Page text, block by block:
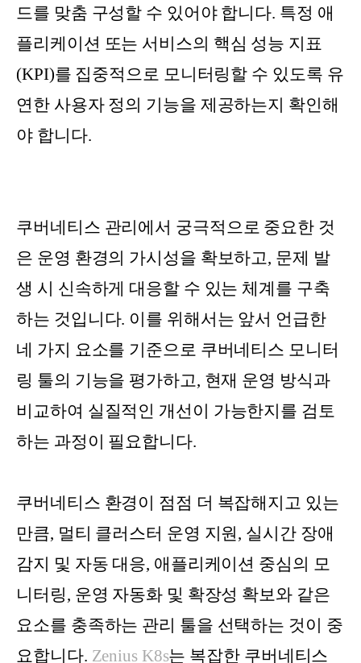
드를 맞춤 구성할 수 있어야 합니다. 특정 애
플리케이션 또는 서비스의 핵심 성능 지표
(KPI)를 집중적으로 모니터링할 수 있도록 유
연한 사용자 정의 기능을 제공하는지 확인해
야 합니다.
쿠버네티스 관리에서 궁극적으로 중요한 것
은 운영 환경의 가시성을 확보하고, 문제 발
생 시 신속하게 대응할 수 있는 체계를 구축
하는 것입니다. 이를 위해서는 앞서 언급한
네 가지 요소를 기준으로 쿠버네티스 모니터
링 툴의 기능을 평가하고, 현재 운영 방식과
비교하여 실질적인 개선이 가능한지를 검토
하는 과정이 필요합니다.
쿠버네티스 환경이 점점 더 복잡해지고 있는
만큼, 멀티 클러스터 운영 지원, 실시간 장애
감지 및 자동 대응, 애플리케이션 중심의 모
니터링, 운영 자동화 및 확장성 확보와 같은
요소를 충족하는 관리 툴을 선택하는 것이 중
요합니다. Zenius K8s는 복잡한 쿠버네티스